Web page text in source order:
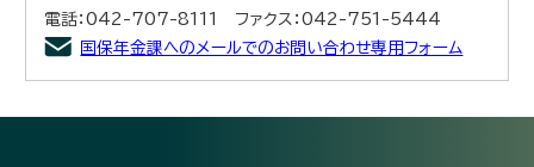
電話：042-707-8111 ファクス：042-751-5444
国保年金課へのメールでのお問い合わせ専用フォーム